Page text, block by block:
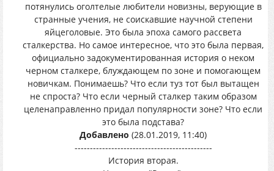
потянулись оголтелые любители новизны, верующие в
странные учения, не соискавшие научной степени
яйцеголовые. Это была эпоха самого рассвета
сталкерства. Но самое интересное, что это была первая,
официально задокументированная история о неком
черном сталкере, блуждающем по зоне и помогающем
новичкам. Понимаешь? Что если туз тот был вытащен
не спроста? Что если черный сталкер таким образом
целенаправленно придал популярности зоне? Что если
это была подстава?
Добавлено (28.01.2019, 11:40)
---------------------------------------------
История вторая.